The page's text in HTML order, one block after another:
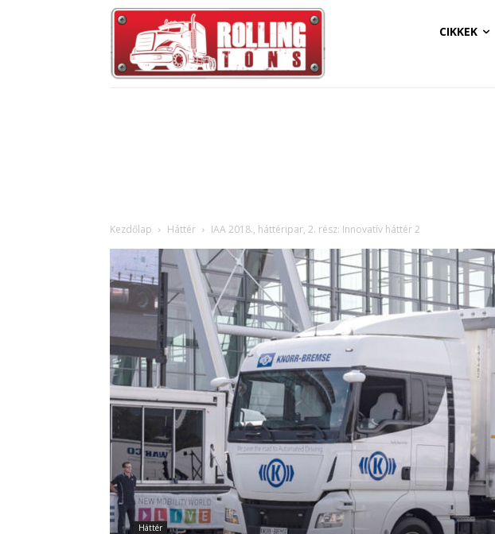
CIKKEK
Kezdőlap Háttér IAA 2018., háttéripar, 2. rész: Innovatív háttér 2
Háttér